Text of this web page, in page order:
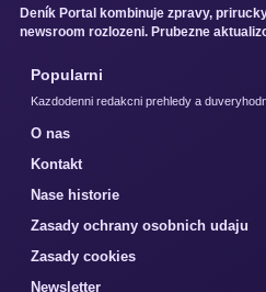
Deník Portal kombinuje zpravy,
newsroom rozlozeni. Prubezne
Popularni
Kazdodenni redakcni prehledy a
O nas
Kontakt
Nase historie
Zasady ochrany osobnich udaju
Zasady cookies
Newsletter